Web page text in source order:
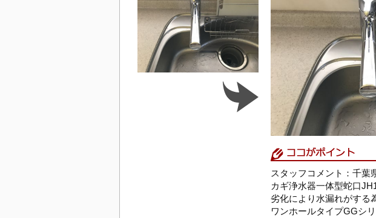
スタッフコメント：千葉
カギ浄水器一体型蛇口
劣化により水漏れがする
ワンホールタイプGGシ